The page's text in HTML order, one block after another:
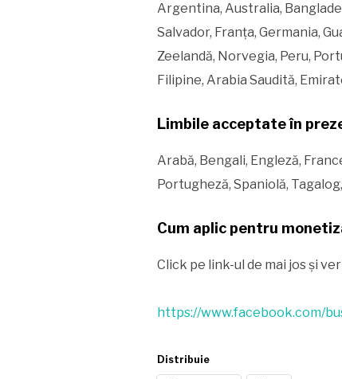
Argentina, Australia,
Salvador, Franța, Germania,
Zeelandă, Norvegia, Peru,
Filipine, Arabia Saudită,
Limbile acceptate în
Arabă, Bengali, Engleză,
Portugheză, Spaniolă,
Cum aplic pentru
Click pe link-ul de mai jos și
https://www.facebook.com/
Distribuie